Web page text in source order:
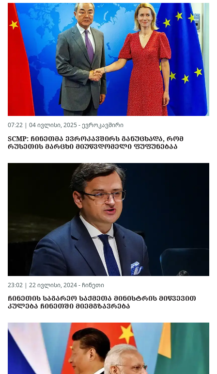
07:22 | 04 ივლისი, 2025 - ევროკავშირი
SCMP: ᲩᲘᲜᲔᲗᲛᲐ ᲔᲕᲠᲝᲙᲐᲕᲨᲘᲠᲡ ᲒᲐᲜᲣᲪᲮᲐᲓᲐ, ᲠᲝᲛ
ᲠᲣᲡᲔᲗᲘᲡ ᲛᲐᲠᲪᲮᲘ ᲛᲘᲣᲬᲕᲓᲝᲛᲔᲚᲘ ᲤᲣᲤᲣᲜᲔᲑᲐᲐ
23:02 | 22 ივლისი, 2024 - ჩინეთი
ᲩᲘᲜᲔᲗᲘᲡ ᲡᲐᲒᲐᲠᲔᲝ ᲡᲐᲥᲛᲔᲗᲐ ᲛᲘᲜᲘᲡᲢᲠᲘᲡ ᲛᲘᲬᲕᲔᲕᲘᲗ
ᲙᲣᲚᲔᲑᲐ ᲩᲘᲜᲔᲗᲨᲘ ᲛᲘᲔᲛᲒᲖᲐᲕᲠᲔᲑᲐ